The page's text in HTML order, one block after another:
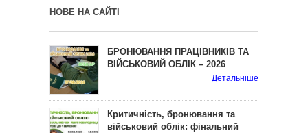
НОВЕ НА САЙТІ
БРОНЮВАННЯ ПРАЦІВНИКІВ ТА
ВІЙСЬКОВИЙ ОБЛІК – 2026
Детальніше
Критичність, бронювання та
військовий облік: фінальний